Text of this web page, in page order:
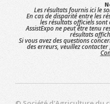
Les résultats fournis ici le
En cas de disparité entre les
les résultats officiels
AssistExpo ne peut être tenu
résultats
Si vous avez des questions
des erreurs, veuillez contacter